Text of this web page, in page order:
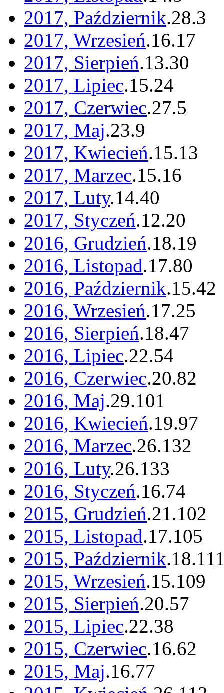
2017, Październik.28.3
2017, Wrzesień.16.17
2017, Sierpień.13.30
2017, Lipiec.15.24
2017, Czerwiec.27.5
2017, Maj.23.9
2017, Kwiecień.15.13
2017, Marzec.15.16
2017, Luty.14.40
2017, Styczeń.12.20
2016, Grudzień.18.19
2016, Listopad.17.80
2016, Październik.15.42
2016, Wrzesień.17.25
2016, Sierpień.18.47
2016, Lipiec.22.54
2016, Czerwiec.20.82
2016, Maj.29.101
2016, Kwiecień.19.97
2016, Marzec.26.132
2016, Luty.26.133
2016, Styczeń.16.74
2015, Grudzień.21 .102
2015, Listopad.17.105
2015, Październik.18.
2015, Wrzesień.15.109
2015, Sierpień.20.57
2015, Lipiec.22.38
2015, Czerwiec.16.62
2015, Maj.16.77